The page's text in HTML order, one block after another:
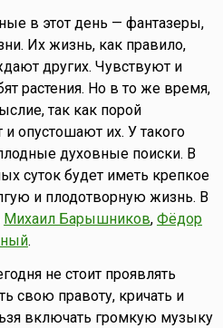
в этот день — фантазеры,
Их жизнь, как правило,
других. Чувствуют и
растения. Но в то же время,
так как порой
и опустошают их. У такого
духовные поиски. В
суток будет иметь крепкое
и плодотворную жизнь. В
Михаил Барышников, Фёдор
.
не стоит проявлять
свою правоту, кричать и
включать громкую музыку